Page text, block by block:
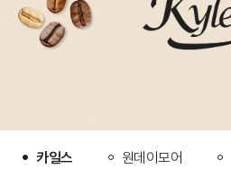
카일스 원데이모어